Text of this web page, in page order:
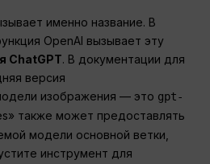
именно название. В
OpenAI вызывает эту
ChatGPT. В документации для
версия
изображения — это gpt-
также может предоставлять
модели основной ветки,
инструмент для